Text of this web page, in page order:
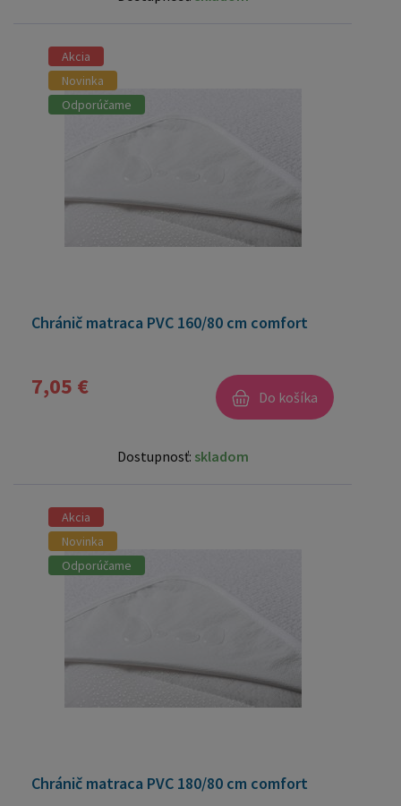
Akcia
Novinka
Odporúčame
Chránič matraca PVC 160/80 cm comfort
7,05 € Do košíka
Dostupnosť: skladom
Akcia
Novinka
Odporúčame
Chránič matraca PVC 180/80 cm comfort